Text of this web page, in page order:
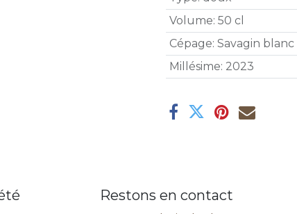
Volume: 50 cl
Cépage: Savagin blanc
Millésime: 2023
Restons en contact